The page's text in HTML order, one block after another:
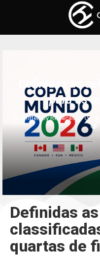
Definidas as
para as
written byRedação
Definidas
quartas de